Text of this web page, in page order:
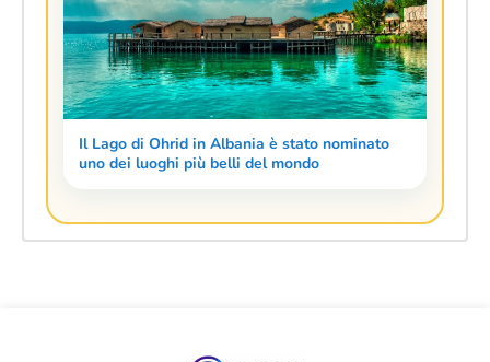
Il Lago di Ohrid in Albania è stato nominato
uno dei luoghi più belli del mondo